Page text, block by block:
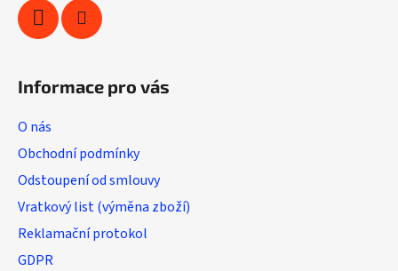
Informace pro vás
O nás
Obchodní podmínky
Odstoupení od smlouvy
Vratkový list (výměna zboží)
Reklamační protokol
GDPR